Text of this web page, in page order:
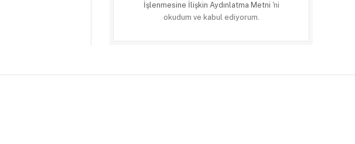
İşlenmesine İlişkin Aydınlatma Metni 'ni
okudum ve kabul ediyorum.